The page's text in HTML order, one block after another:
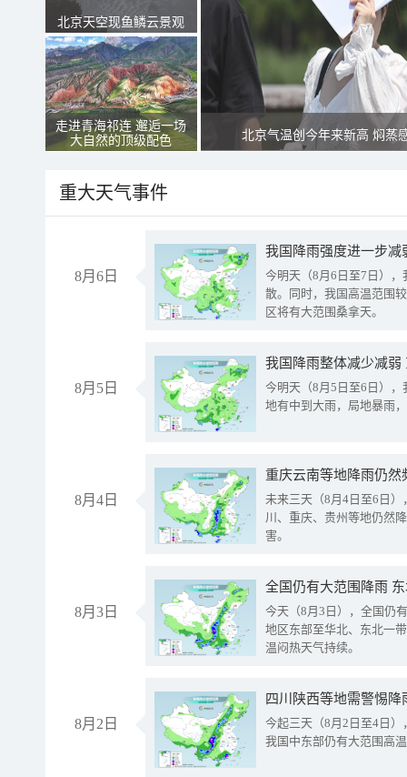
北京天空现鱼鳞云景观
走进青海祁连 邂逅一场
大自然的顶级配色
北京气温创今年来新高 焖蒸
重大天气事件
8月6日
今明天（8月6日至7日）
散。同时，我国高温范围
区将有大范围桑拿天。
8月5日
我国降雨整体减少减弱
今明天（8月5日至6日）
地有中到大雨，局地暴雨
8月4日
重庆云南等地降雨仍然
未来三天（8月4日至6日
川、重庆、贵州等地仍然
害。
8月3日
全国仍有大范围降雨
今天（8月3日），全国仍
地区东部至华北、东北一
温闷热天气持续。
8月2日
今起三天（8月2日至4日
我国中东部仍有大范围高